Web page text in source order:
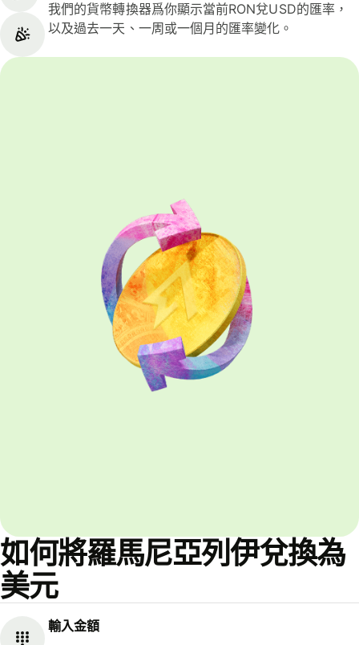
我們的貨幣轉換器爲你顯示當前RON兌USD的匯率，
以及過去一天、一周或一個月的匯率變化。
如何將羅馬尼亞列伊兌換為
美元
輸入金額